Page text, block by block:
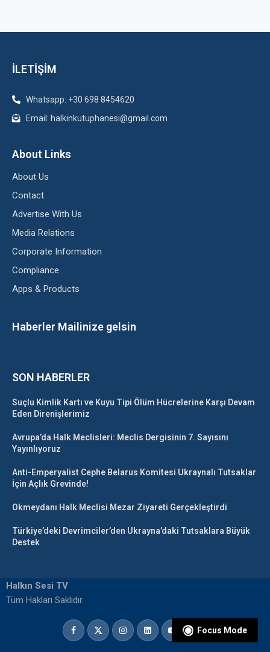
İLETİŞİM
Whatsapp: +30 698 8454620
Email: halkinkutuphanesi@gmail.com
About Links
About Us
Contact
Advertise With Us
Media Relations
Corporate Information
Compliance
Apps & Products
Haberler Mailinize gelsin
SON HABERLER
Suçlu Kimlik Kartı ve Kuyu Tipi Ölüm Hücrelerine Karşı Devam
Eden Direnişlerimiz
Avrupa’da Halk Meclisleri: Meclis Dergisinin 7. Sayısını
Yayınlıyoruz
Anti-Emperyalist Cephe Belarus Komitesi Ukraynalı Tutsaklar
İçin Açlık Grevinde!
Okmeydanı Halk Meclisi Mezar Ziyareti Gerçekleştirdi
Türkiye’deki Devrimciler’den Ukrayna’daki Tutsaklara Büyük
Destek
Halkın Sesi TV
Tüm Hakları Saklıdır
Focus Mode